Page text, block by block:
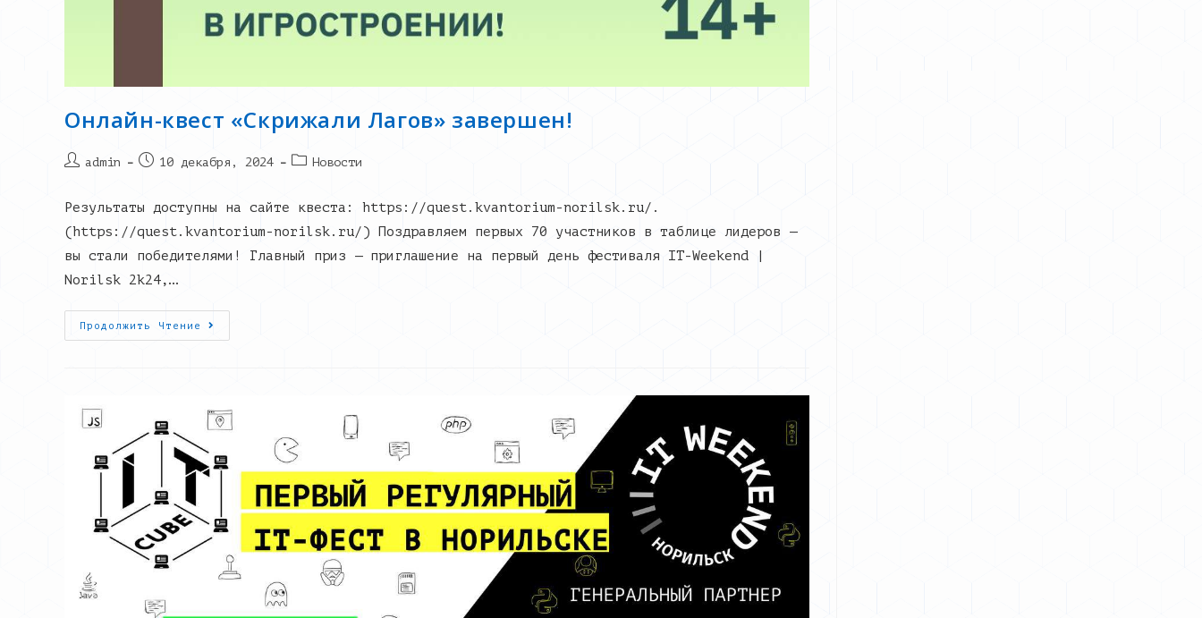
Онлайн-квест «Скрижали Лагов» завершен!
Postadmin
Запись10 декабря, 2024
PostНовости
Результаты доступны на сайте квеста: https://quest.kvantorium-norilsk.ru/.
(https://quest.kvantorium-norilsk.ru/) Поздравляем первых 70 участников в таблице лидеров —
вы стали победителями! Главный приз — приглашение на первый день фестиваля IT-Weekend |
Norilsk 2k24,…
Продолжить Чтение
Онлайн-
Квест